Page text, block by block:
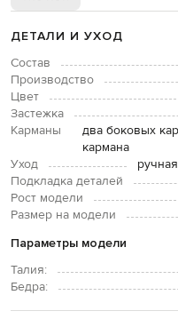
ДЕТАЛИ И УХОД
Состав
Производство
Цвет
Застежка
Карманы
два боковых
кармана
Уход
Подкладка деталей
Рост модели
Размер на модели
Параметры модели
Талия:
Бедра: